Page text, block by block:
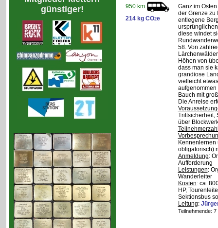
günstiger!
950 km
214 kg CO2e
Ganz im
der Grenze zu
entlegene
diese windet
58. Von
Höhen von
dass man sie
grandiose
vielleicht
Bauch mit
Die Anreise
Trittsicherheit,
über
obligatorisch)
Anmeldung:
Aufforderung
Leistungen:
Wanderleiter
Kosten: ca.
HP,
Sektionsbus
Leitung:
Teilnehmende: